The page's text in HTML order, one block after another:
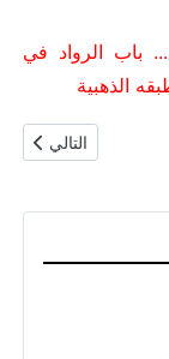
باب الرواد في
المقال
التالي